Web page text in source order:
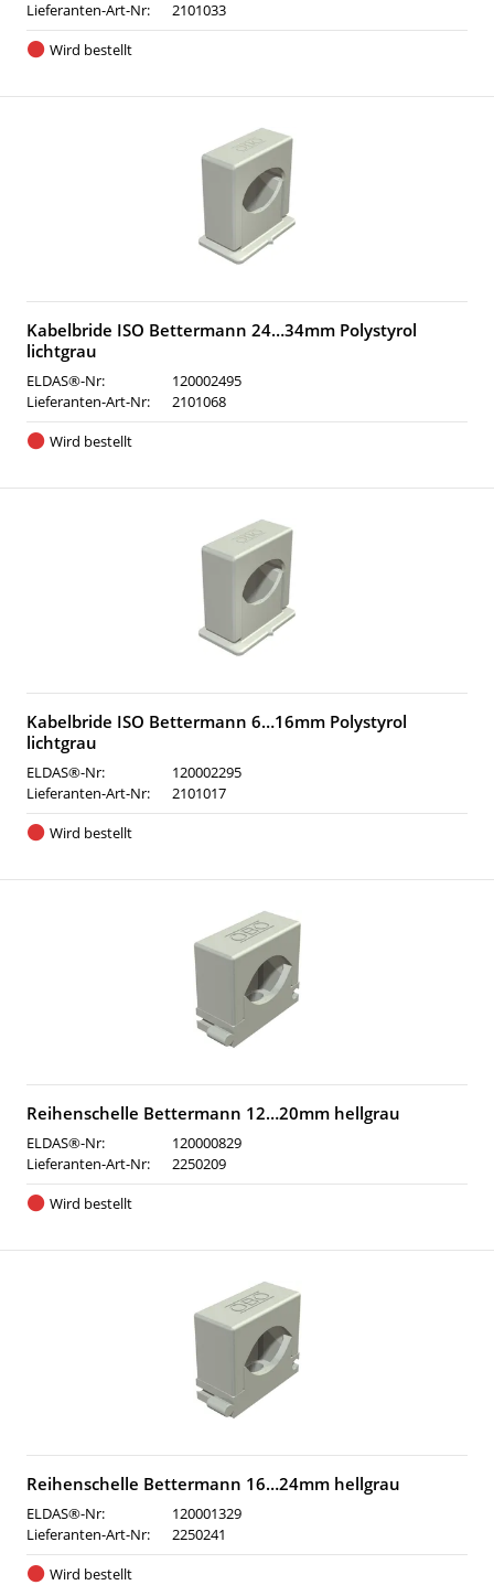
Lieferanten-Art-Nr:
2101033
Wird bestellt
Kabelbride ISO Bettermann 24…34mm Polystyrol
lichtgrau
ELDAS®-Nr:
120002495
Lieferanten-Art-Nr:
2101068
Wird bestellt
Kabelbride ISO Bettermann 6…16mm Polystyrol
lichtgrau
ELDAS®-Nr:
120002295
Lieferanten-Art-Nr:
2101017
Wird bestellt
Reihenschelle Bettermann 12…20mm hellgrau
ELDAS®-Nr:
120000829
Lieferanten-Art-Nr:
2250209
Wird bestellt
Reihenschelle Bettermann 16…24mm hellgrau
ELDAS®-Nr:
120001329
Lieferanten-Art-Nr:
2250241
Wird bestellt